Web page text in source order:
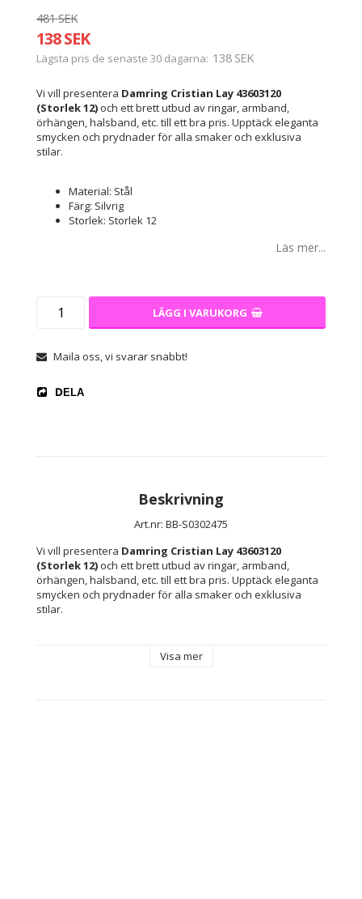
481 SEK
138 SEK
Lägsta pris de senaste 30 dagarna 138 SEK
Vi vill presentera Damring Cristian Lay 43603120
(Storlek 12) och ett brett utbud av ringar, armband,
örhängen, halsband, etc. till ett bra pris. Upptäck eleganta
smycken och prydnader för alla smaker och exklusiva
stilar.
Material: Stål
Färg: Silvrig
Storlek: Storlek 12
Läs mer...
LÄGG I VARUKORG
Maila oss, vi svarar snabbt!
DELA
Beskrivning
Art.nr: BB-S0302475
Vi vill presentera Damring Cristian Lay 43603120
(Storlek 12) och ett brett utbud av ringar, armband,
örhängen, halsband, etc. till ett bra pris. Upptäck eleganta
smycken och prydnader för alla smaker och exklusiva
stilar.
Visa mer